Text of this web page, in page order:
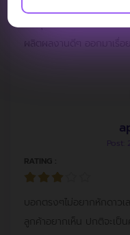
ชมก็เพิ่มอารมณ์ผู้ชมไปเรื่
และจุดยืนของตัวเองไว้นะ
ผลิตผลงานดีๆ ออกมาเรื่อย
RATING :
บอกตรงๆไม่อยากหักดาว
ลูกค้าอยากเห็น ปกติจะเ